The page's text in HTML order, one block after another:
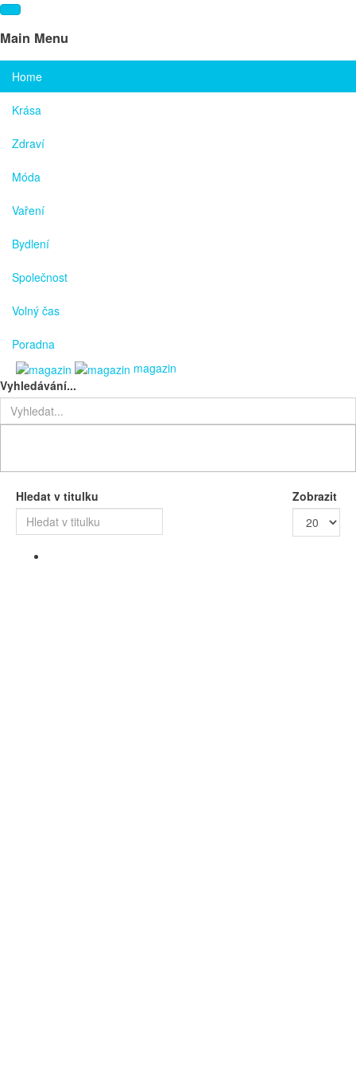
Main Menu
Home
Krása
Zdraví
Móda
Vaření
Bydlení
Společnost
Volný čas
Poradna
magazin
Vyhledávání...
Hledat v titulku Zobrazit